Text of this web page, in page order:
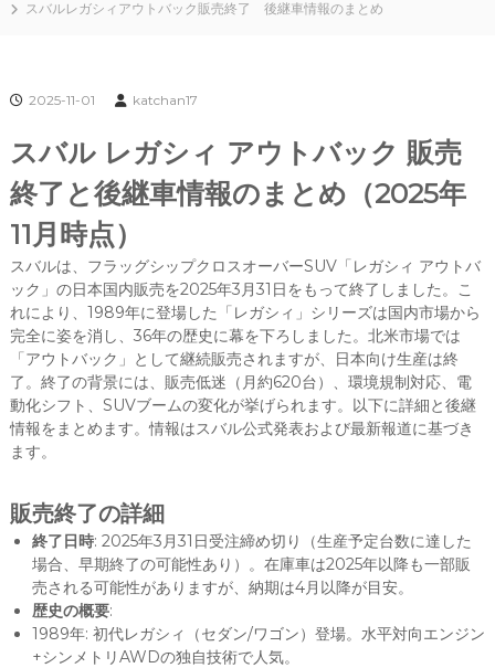
スバルレガシィアウトバック販売終了 後継車情報のまとめ
2025-11-01 katchan17
スバル レガシィ アウトバック 販売
終了と後継車情報のまとめ（2025年
11月時点）
スバルは、フラッグシップクロスオーバーSUV「レガシィ アウトバ
ック」の日本国内販売を2025年3月31日をもって終了しました。こ
れにより、1989年に登場した「レガシィ」シリーズは国内市場から
完全に姿を消し、36年の歴史に幕を下ろしました。北米市場では
「アウトバック」として継続販売されますが、日本向け生産は終
了。終了の背景には、販売低迷（月約620台）、環境規制対応、電
動化シフト、SUVブームの変化が挙げられます。以下に詳細と後継
情報をまとめます。情報はスバル公式発表および最新報道に基づき
ます。
販売終了の詳細
終了日時: 2025年3月31日受注締め切り（生産予定台数に達した
場合、早期終了の可能性あり）。在庫車は2025年以降も一部販
売される可能性がありますが、納期は4月以降が目安。
歴史の概要:
1989年: 初代レガシィ（セダン/ワゴン）登場。水平対向エンジン
+シンメトリAWDの独自技術で人気。